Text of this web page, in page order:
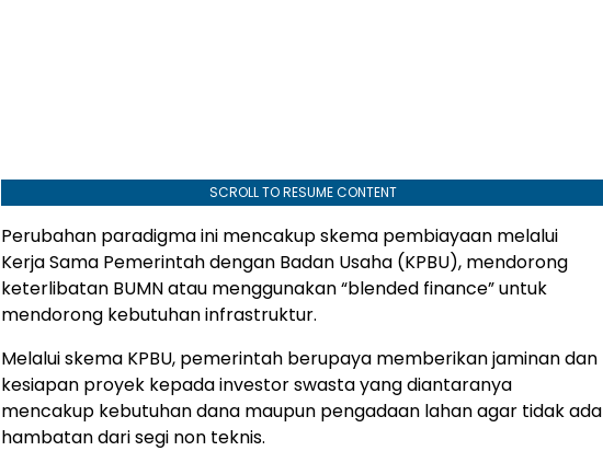
SCROLL TO RESUME CONTENT
Perubahan paradigma ini mencakup skema pembiayaan melalui
Kerja Sama Pemerintah dengan Badan Usaha (KPBU), mendorong
keterlibatan BUMN atau menggunakan “blended finance” untuk
mendorong kebutuhan infrastruktur.
Melalui skema KPBU, pemerintah berupaya memberikan jaminan dan
kesiapan proyek kepada investor swasta yang diantaranya
mencakup kebutuhan dana maupun pengadaan lahan agar tidak ada
hambatan dari segi non teknis.